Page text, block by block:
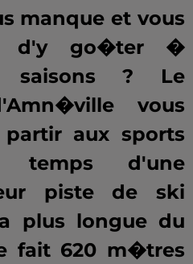
manque et vous
d'y go�ter �
saisons ? Le
vous
aux sports
temps d'une
piste de ski
plus longue du
fait 620 m�tres